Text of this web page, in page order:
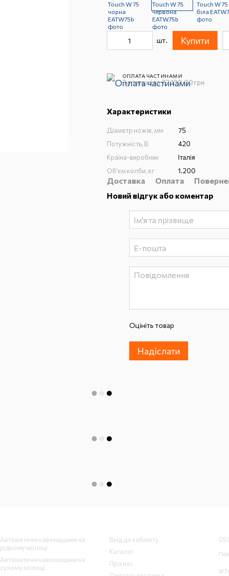
шт. Купити
ОПЛАТА ЧАСТИНАМИ
3 платежі по 22 100.00 грн
Характеристики
Діаметр ножів, мм
75
Потужність, В
420
Країна-виробник
Італія
Об'єм колби, кг
1.200
Доставка Оплата
Новий відгук або коментар
Оцініть товар
Надіслати
Автоматичні кавомашини на
рідкому молоці
Автоматичні кавомашини на
сухому молоці
Вхід до кабінету
Каталог
Про нас